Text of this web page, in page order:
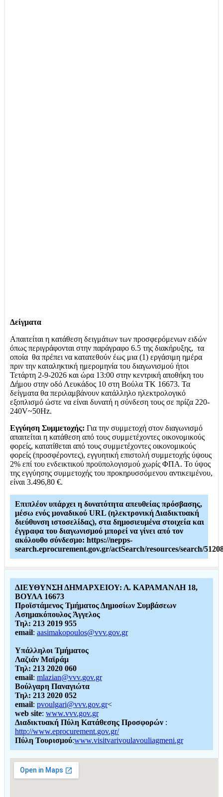
Δείγματα
Απαιτείται η κατάθεση δειγμάτων των προσφερόμενων ειδών
όπως περιγράφονται στην παράγραφο 6.5 της διακήρυξης, τα
οποία θα πρέπει να κατατεθούν έως μια (1) εργάσιμη ημέρα
πριν την καταληκτική ημερομηνία του διαγωνισμού ήτοι
Τετάρτη 2-9-2026 και ώρα 13:00 στην κεντρική αποθήκη του
Δήμου στην οδό Λευκάδος 10 στη Βούλα ΤΚ 16673. Τα
δείγματα θα περιλαμβάνουν κατάλληλο ηλεκτρολογικό
εξοπλισμό ώστε να είναι δυνατή η σύνδεση τους σε πρίζα 220-
240V~50Hz.
Εγγύηση Συμμετοχής: Για την συμμετοχή στον διαγωνισμό
απαιτείται η κατάθεση από τους συμμετέχοντες οικονομικούς
φορείς, κατατίθεται από τους συμμετέχοντες οικονομικούς
φορείς (προσφέροντες), εγγυητική επιστολή συμμετοχής ύψους
2% επί του ενδεικτικού προϋπολογισμού χωρίς ΦΠΑ. Το ύψος
της εγγύησης συμμετοχής του προκηρυσσόμενου αντικειμένου,
είναι 3.496,80 €.
Επιπλέον υπάρχει η δυνατότητα απευθείας πρόσβασης,
μέσω ενός μοναδικού URL (ηλεκτρονική Διαδικτυακή
διεύθυνση ιστοσελίδας), στα δημοσιευμένα στοιχεία και
έγγραφα του διαγωνισμού μπορεί να γίνει από τον
ακόλουθο σύνδεσμο: https://nepps-
search.eprocurement.gov.gr/actSearch/resources/search/
ΔΙΕΥΘΥΝΣΗ ΔΗΜΑΡΧΕΙΟΥ: Λ. ΚΑΡΑΜΑΝΛΗ 18,
ΒΟΥΛΑ 16673
Προϊστάμενος Τμήματος Δημοσίων Συμβάσεων
Ασημακόπουλος Άγγελος
Τηλ: 213 2019 955
email: aasimakopoulos@vvv.gov.gr
Υπάλληλοι Τμήματος
Λαζιάν Μαϊράμ
Τηλ: 213 2020 060
email: mlazian@vvv.gov.gr
Βούλγαρη Παναγιώτα
Τηλ: 213 2020 052
email: pvoulgari@vvv.gov.gr<
web site: www.vvv.gov.gr
Διαδικτυακή Πύλη Κατάθεσης Προσφορών :
http://www.eprocurement.gov.gr/
Πύλη Τουρισμού:www.visitvarivoulavouliagmeni.gr